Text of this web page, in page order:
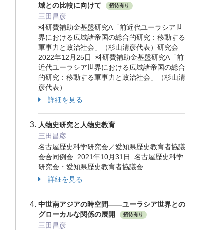
域との比較に向けて
招待有り
三田昌彦
科研費補助金基盤研究A「前近代ユーラシア世
界における広域諸帝国の総合的研究：移動する
軍事力と政治社会」（杉山清彦代表）研究会
2022年12月25日 科研費補助金基盤研究A「前
近代ユーラシア世界における広域諸帝国の総合
的研究：移動する軍事力と政治社会」（杉山清
彦代表）
詳細を見る
人物史研究と人物史教育
三田昌彦
名古屋歴史科学研究会／愛知県歴史教育者協議
会合同例会 2021年10月31日 名古屋歴史科学
研究会・愛知県歴史教育者協議会
詳細を見る
中世南アジアの時空間——ユーラシア世界との
グローカルな関係の展開
招待有り
三田昌彦